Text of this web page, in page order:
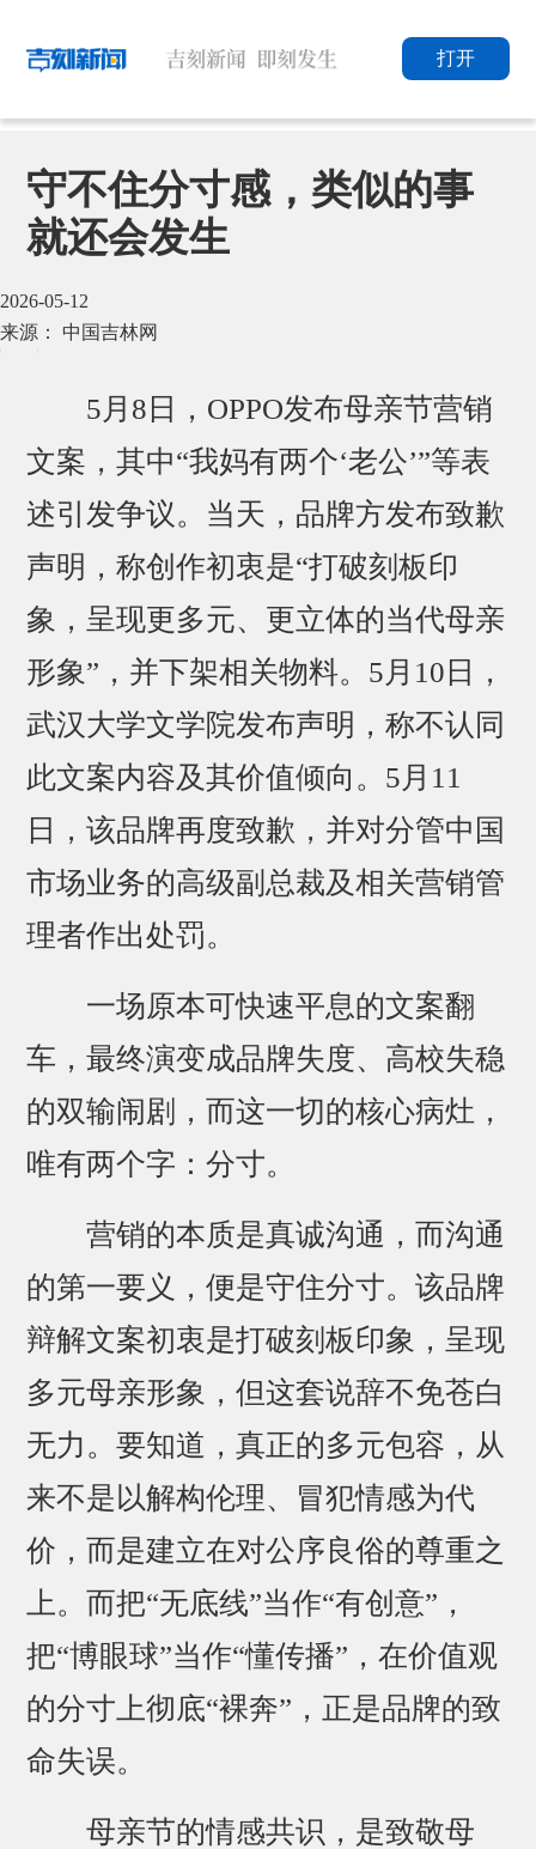
打开
守不住分寸感，类似的事
就还会发生
2026-05-12
来源： 中国吉林网
5月8日，OPPO发布母亲节营销
文案，其中“我妈有两个‘老公’”等表
述引发争议。当天，品牌方发布致歉
声明，称创作初衷是“打破刻板印
象，呈现更多元、更立体的当代母亲
形象”，并下架相关物料。5月10日，
武汉大学文学院发布声明，称不认同
此文案内容及其价值倾向。5月11
日，该品牌再度致歉，并对分管中国
市场业务的高级副总裁及相关营销管
理者作出处罚。
一场原本可快速平息的文案翻
车，最终演变成品牌失度、高校失稳
的双输闹剧，而这一切的核心病灶，
唯有两个字：分寸。
营销的本质是真诚沟通，而沟通
的第一要义，便是守住分寸。该品牌
辩解文案初衷是打破刻板印象，呈现
多元母亲形象，但这套说辞不免苍白
无力。要知道，真正的多元包容，从
来不是以解构伦理、冒犯情感为代
价，而是建立在对公序良俗的尊重之
上。而把“无底线”当作“有创意”，
把“博眼球”当作“懂传播”，在价值观
的分寸上彻底“裸奔”，正是品牌的致
命失误。
母亲节的情感共识，是致敬母